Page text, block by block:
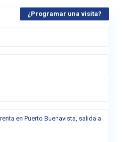
¿Programar una visita?